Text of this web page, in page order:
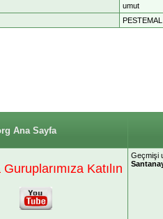
umut
PESTEMAL
Ana Sayfa
Katılın
Geçmişi